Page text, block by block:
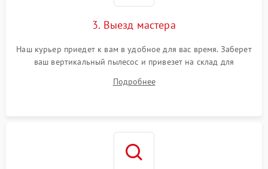
3. Выезд мастера
Наш курьер приедет к вам в удобное для вас время. Заберет
ваш вертикальный пылесос и привезет на склад для
Подробнее